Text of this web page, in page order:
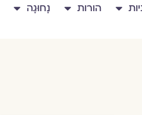
הורות נָחוּגָה